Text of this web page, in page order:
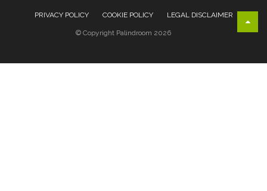
PRIVACY POLICY COOKIE POLICY LEGAL DISCLAIMER
© Copyright Palindroom 2026